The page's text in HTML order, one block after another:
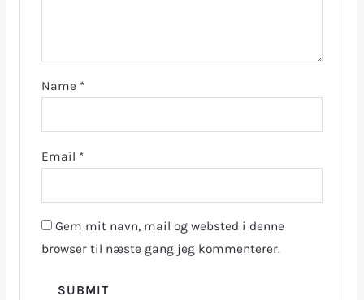
Name *
Email *
Gem mit navn, mail og websted i denne
browser til næste gang jeg kommenterer.